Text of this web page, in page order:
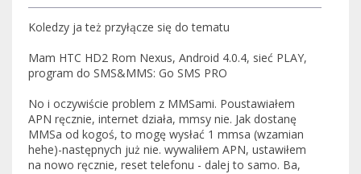
Koledzy ja też przyłącze się do tematu
Mam HTC HD2 Rom Nexus, Android 4.0.4, sieć PLAY,
program do SMS&MMS: Go SMS PRO
No i oczywiście problem z MMSami. Poustawiałem
APN ręcznie, internet działa, mmsy nie. Jak dostanę
MMSa od kogoś, to mogę wysłać 1 mmsa (wzamian
hehe)-następnych już nie. wywaliłem APN, ustawiłem
na nowo ręcznie, reset telefonu - dalej to samo. Ba,